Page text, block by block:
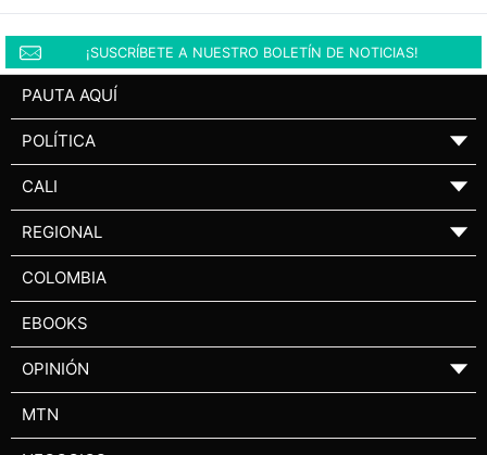
¡SUSCRÍBETE A NUESTRO BOLETÍN DE NOTICIAS!
PAUTA AQUÍ
POLÍTICA ▼
CALI ▼
REGIONAL ▼
COLOMBIA
EBOOKS
OPINIÓN ▼
MTN